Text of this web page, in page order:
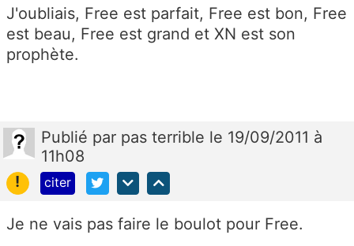
J'oubliais, Free est parfait, Free est bon, Free
est beau, Free est grand et XN est son
prophète.
Publié par pas terrible le 19/09/2011 à
11h08
!
citer
Je ne vais pas faire le boulot pour Free.